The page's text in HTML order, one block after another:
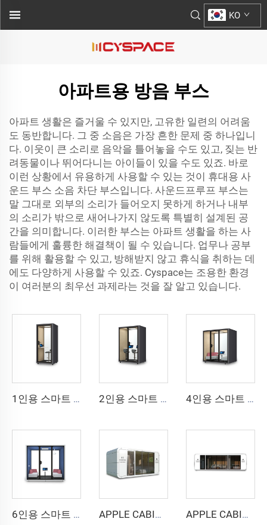
KO
아파트용 방음 부스
아파트 생활은 즐거울 수 있지만, 고유한 일련의 어려움
도 동반합니다. 그 중 소음은 가장 흔한 문제 중 하나입니
다. 이웃이 큰 소리로 음악을 틀어놓을 수도 있고, 짖는 반
려동물이나 뛰어다니는 아이들이 있을 수도 있죠. 바로
이런 상황에서 유용하게 사용할 수 있는 것이 휴대용 사
운드 부스 소음 차단 부스입니다. 사운드프루프 부스는
말 그대로 외부의 소리가 들어오지 못하게 하거나 내부
의 소리가 밖으로 새어나가지 않도록 특별히 설계된 공
간을 의미합니다. 이러한 부스는 아파트 생활을 하는 사
람들에게 훌륭한 해결책이 될 수 있습니다. 업무나 공부
를 위해 활용할 수 있고, 방해받지 않고 휴식을 취하는 데
에도 다양하게 사용할 수 있죠. Cyspace는 조용한 환경
이 여러분의 최우선 과제라는 것을 잘 알고 있습니다.
1인용 스마트 및 방음 부스 - Cyspace Y PRO 시리즈 2인용 스마트 방음 부스 - Cyspace Y PRO 시리즈 4인용 스마트 및 방음 부스 - Cyspace Y PRO 시리즈
6인용 스마트 방음 부스 - Cyspace Y PRO 시리즈 APPLE CABIN 캡슐 하우스 -Cyspace A6 시리즈 APPLE CABIN 캡슐 하우스 -Cyspace A9 시리즈